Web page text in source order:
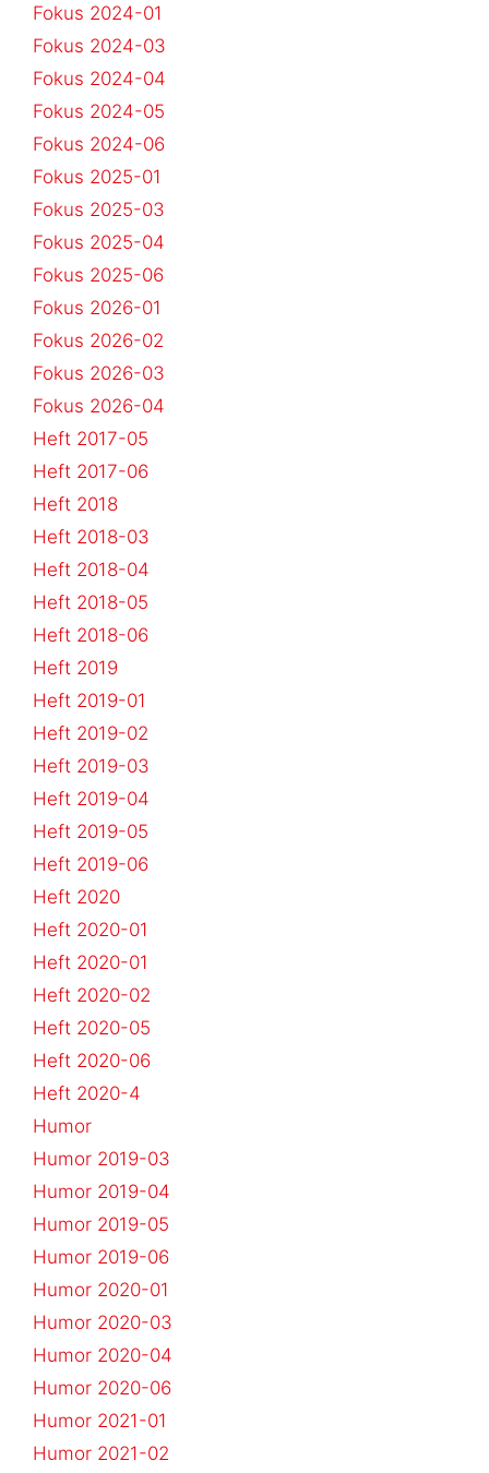
Fokus 2024-01
Fokus 2024-03
Fokus 2024-04
Fokus 2024-05
Fokus 2024-06
Fokus 2025-01
Fokus 2025-03
Fokus 2025-04
Fokus 2025-06
Fokus 2026-01
Fokus 2026-02
Fokus 2026-03
Fokus 2026-04
Heft 2017-05
Heft 2017-06
Heft 2018
Heft 2018-03
Heft 2018-04
Heft 2018-05
Heft 2018-06
Heft 2019
Heft 2019-01
Heft 2019-02
Heft 2019-03
Heft 2019-04
Heft 2019-05
Heft 2019-06
Heft 2020
Heft 2020-01
Heft 2020-01
Heft 2020-02
Heft 2020-05
Heft 2020-06
Heft 2020-4
Humor
Humor 2019-03
Humor 2019-04
Humor 2019-05
Humor 2019-06
Humor 2020-01
Humor 2020-03
Humor 2020-04
Humor 2020-06
Humor 2021-01
Humor 2021-02